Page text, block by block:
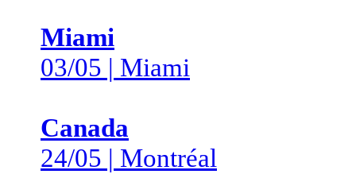
Miami
03/05 | Miami
Canada
24/05 | Montréal